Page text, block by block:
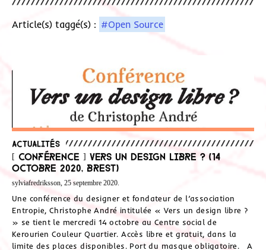
Article(s) taggé(s) : #Open Source
Actualités
[ Conférence ] Vers un design libre ? (14
octobre 2020, Brest)
sylviafredriksson, 25 septembre 2020.
Une conférence du designer et fondateur de l’association
Entropie, Christophe André intitulée « Vers un design libre ?
» se tient le mercredi 14 octobre au Centre social de
Kerourien Couleur Quartier. Accès libre et gratuit, dans la
limite des places disponibles. Port du masque obligatoire. A